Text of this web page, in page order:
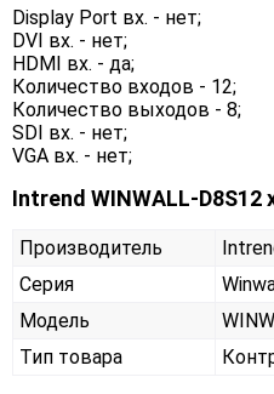
Display Port вх. - нет;
DVI вх. - нет;
HDMI вх. - да;
Количество входов - 12;
Количество выходов - 8;
SDI вх. - нет;
VGA вх. - нет;
Intrend WINWALL-D8S12
Производитель
Серия
Модель
Тип товара